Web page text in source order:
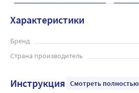
Характеристики
Бренд
Страна производитель
Инструкция Смотреть полностью